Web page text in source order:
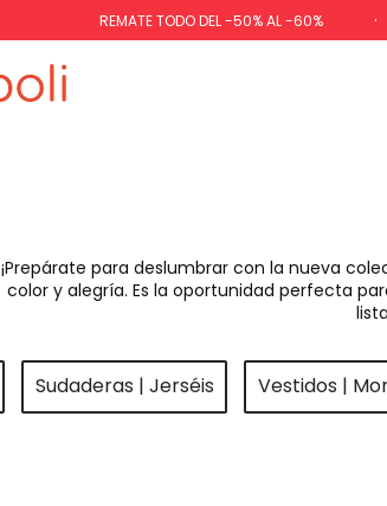
REMATE TODO DEL -50% AL -60%
¡Prepárate para deslumbrar con la nueva
color y alegría. Es la oportunidad perfecta
Sudaderas | Jerséis Vestidos |